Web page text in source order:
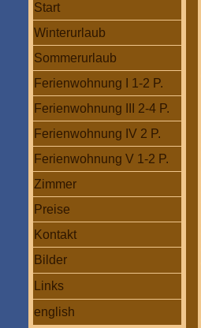
Start
Winterurlaub
Sommerurlaub
Ferienwohnung I 1-2 P.
Ferienwohnung III 2-4 P.
Ferienwohnung IV 2 P.
Ferienwohnung V 1-2 P.
Zimmer
Preise
Kontakt
Bilder
Links
english